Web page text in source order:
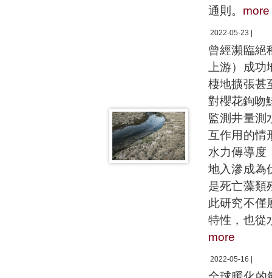
通則。 more
2022-05-23 |
曾經瀕臨絕
上游）成
棲地擴張甚
對櫻花鉤吻
監測井量測
互作用的情
水力傳導度
地入滲成為
是死亡藻類
此研究不僅
特性，也從
more
2022-05-16 |